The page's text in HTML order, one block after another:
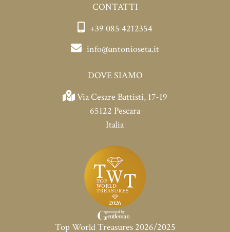
CONTATTI
+39 085 4212354
info@antonioseta.it
DOVE SIAMO
Via Cesare Battisti, 17-19
65122 Pescara
Italia
Top World Treasures 2026/2025